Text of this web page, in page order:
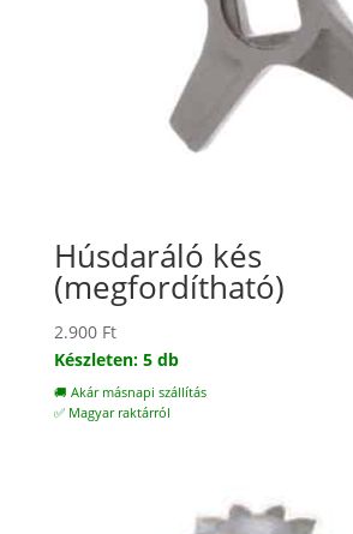
Húsdaráló kés
(megfordítható)
2.900 Ft
Készleten: 5 db
🚚 Akár másnapi szállítás
✅ Magyar raktárról